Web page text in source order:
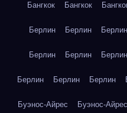
Бангкок Бангкок
Берлин Берлин Берлин
Берлин Берлин Берлин
Берлин Берлин Берлин
Буэнос-Айрес Буэнос-Айрес